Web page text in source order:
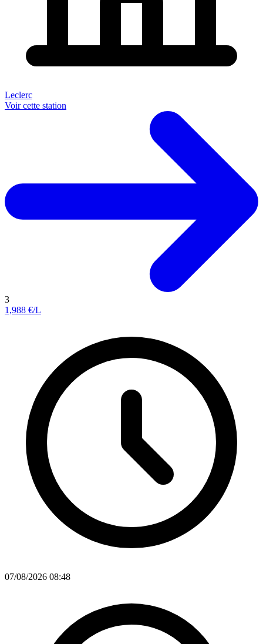
Leclerc
Voir cette station
3
1,988 €/L
07/08/2026 08:48